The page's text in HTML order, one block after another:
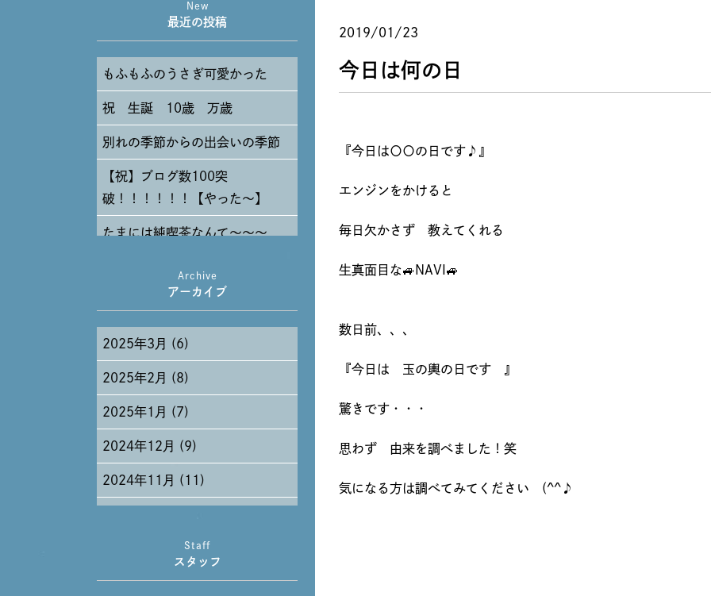
2019/01/23
今日は何の日
『今日は〇〇の日です♪』
エンジンをかけると
毎日欠かさず 教えてくれる
生真面目な🚙NAVI🚙
数日前、、、
『今日は 玉の輿の日です 』
驚きです・・・
思わず 由来を調べました！笑
気になる方は調べてみてください (^^♪
New
最近の投稿
もふもふのうさぎ可愛かった
祝 生誕 10歳 万歳
別れの季節からの出会いの季節
【祝】ブログ数100突
破！！！！！！【やった～】
たまには純喫茶なんて～～～
Archive
アーカイブ
2025年3月 (6)
2025年2月 (8)
2025年1月 (7)
2024年12月 (9)
2024年11月 (11)
2024年9月 (11)
2024年8月 (11)
Staff
スタッフ